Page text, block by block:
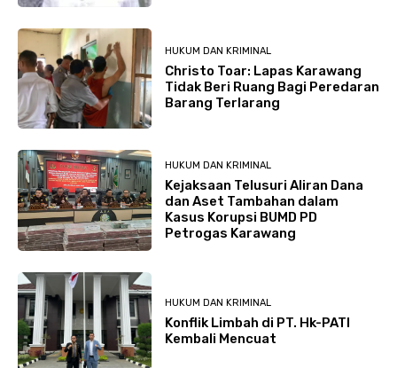
HUKUM DAN KRIMINAL
Christo Toar: Lapas Karawang
Tidak Beri Ruang Bagi Peredaran
Barang Terlarang
HUKUM DAN KRIMINAL
Kejaksaan Telusuri Aliran Dana
dan Aset Tambahan dalam
Kasus Korupsi BUMD PD
Petrogas Karawang
HUKUM DAN KRIMINAL
Konflik Limbah di PT. Hk-PATI
Kembali Mencuat